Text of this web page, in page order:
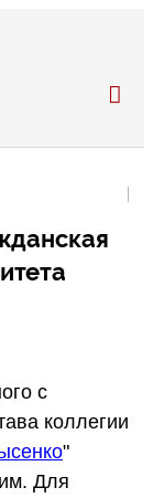
с
коллегии
"
Для